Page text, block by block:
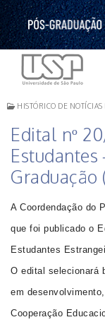
Pular
para
o
conteúdo
HISTÓRICO DE
Edital nº
Estudantes
Graduação
A Coordendação do
que foi publicado o
Estudantes
O edital selecionará
em
Cooperação